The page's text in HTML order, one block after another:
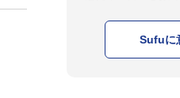
Sufuに